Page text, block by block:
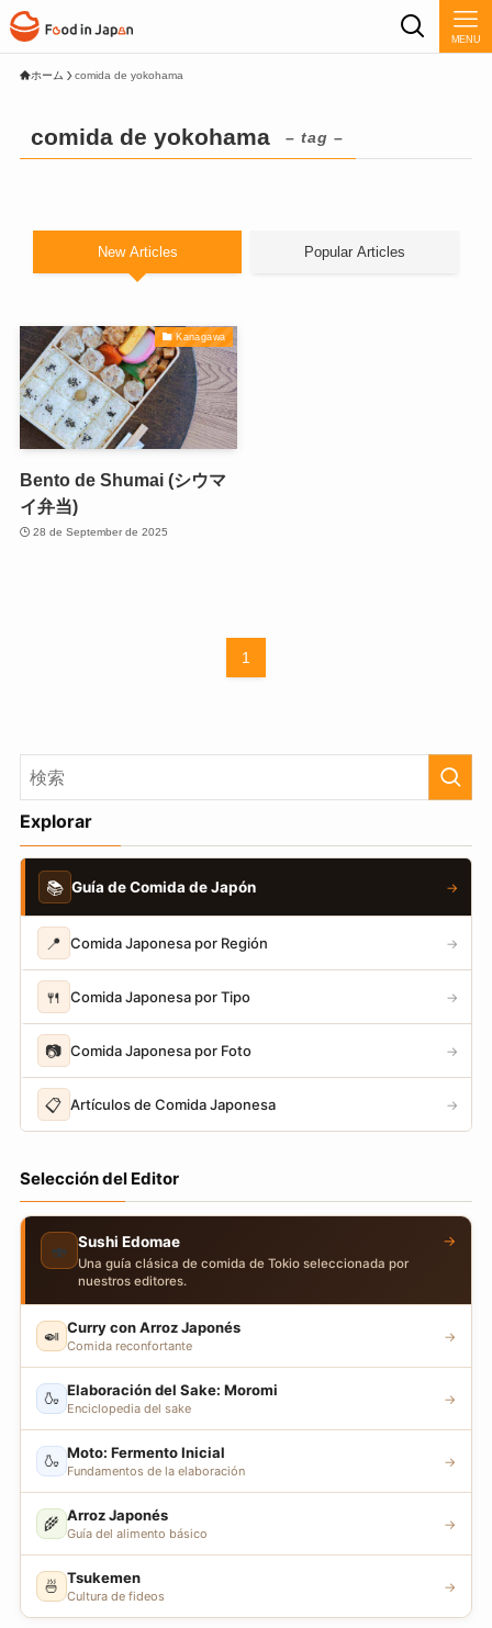
MENU
ホーム comida de yokohama
comida de yokohama – tag –
New Articles Popular Articles
Kanagawa
Bento de Shumai (シウマ
イ弁当)
28 de September de 2025
1
Explorar
📚 Guía de Comida de Japón →
📍 Comida Japonesa por Región →
🍴 Comida Japonesa por Tipo →
📷 Comida Japonesa por Foto →
📋 Artículos de Comida Japonesa →
Selección del Editor
🍣 Sushi Edomae
Una guía clásica de comida de Tokio seleccionada por
nuestros editores.
→
🍛 Curry con Arroz Japonés
Comida reconfortante
→
🍶 Elaboración del Sake: Moromi
Enciclopedia del sake
→
🍶 Moto: Fermento Inicial
Fundamentos de la elaboración
→
🌾 Arroz Japonés
Guía del alimento básico
→
🍜 Tsukemen
Cultura de fideos
→